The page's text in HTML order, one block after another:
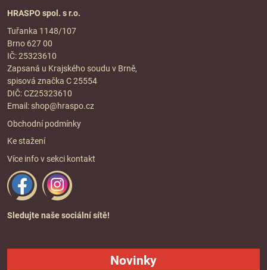
HRASPO spol. s r.o.
Tuřanka 1148/107
Brno 627 00
IČ: 25323610
Zapsaná u Krajského soudu v Brně,
spisová značka C 25554
DIČ: CZ25323610
Email: shop@hraspo.cz
Obchodní podmínky
Ke stažení
Více info v sekci kontakt
Sledujte naše sociální sítě!
Novinky